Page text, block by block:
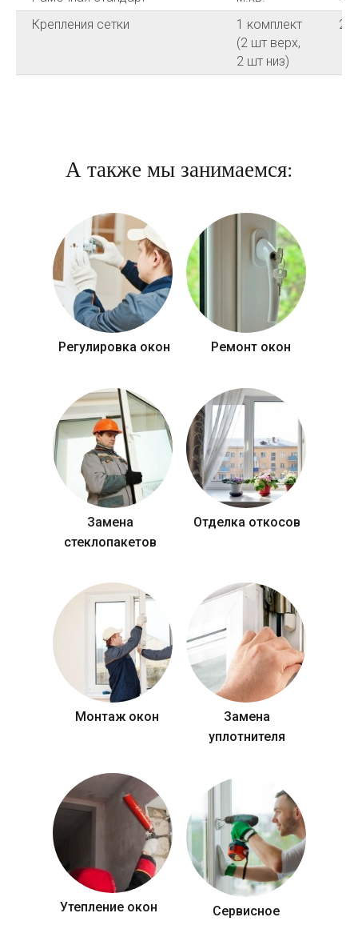
Крепления сетки
1 комплект
(2 шт верх,
2 шт низ)
А также мы занимаемся:
Регулировка окон Ремонт окон
Замена
стеклопакетов
Отделка откосов
Монтаж окон
Замена
уплотнителя
Утепление окон
Сервисное